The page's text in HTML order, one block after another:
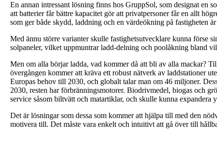
En annan intressant lösning finns hos GruppSol, som designat en
att batterier får bättre kapacitet gör att privatpersoner får en allt
som ger både skydd, laddning och en värdeökning på fastigheten
Med ännu större varianter skulle fastighetsutvecklare kunna förse
solpaneler, vilket uppmuntrar ladd-delning och poolåkning bland
Men om alla börjar ladda, vad kommer då att bli av alla mackar?
övergången kommer att kräva ett robust nätverk av laddstationer
Europas behov till 2030, och globalt talar man om 46 miljoner.
2030, resten har förbränningsmotorer. Biodrivmedel, biogas och
service såsom biltvätt och matartiklar, och skulle kunna
Det är lösningar som dessa som kommer att hjälpa till med den
motivera till. Det måste vara enkelt och intuitivt att gå över till